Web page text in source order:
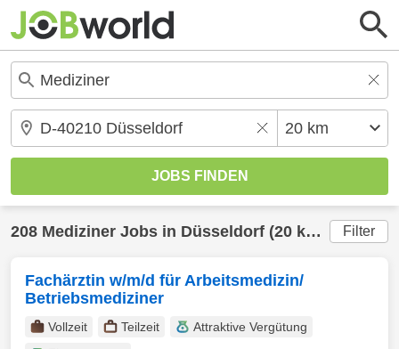
208 Mediziner Jobs in Düsseldorf (20 km) gefunden Filter
Fachärztin w/m/d für Arbeitsmedizin/
Betriebsmediziner
Vollzeit Teilzeit
Attraktive Vergütung